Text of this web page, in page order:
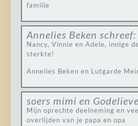
familie
Annelies Beken schreef:
Nancy, Vinnie en Adele, innige
sterkte!
Annelies Beken en Lutgarde
soers mimi en Godelieve
Mijn oprechte deelneming en
overlijden van je papa en opa